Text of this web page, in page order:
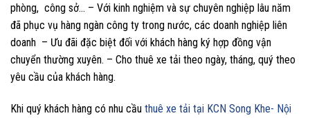
phòng, công sở… – Với kinh nghiệm và sự chuyên nghiệp lâu năm
đã phục vụ hàng ngàn công ty trong nước, các doanh nghiệp liên
doanh – Ưu đãi đặc biệt đối với khách hàng ký hợp đồng vận
chuyển thường xuyên. – Cho thuê xe tải theo ngày, tháng, quý theo
yêu cầu của khách hàng.
Khi quý khách hàng có nhu cầu thuê xe tải tại KCN Song Khe- Nội